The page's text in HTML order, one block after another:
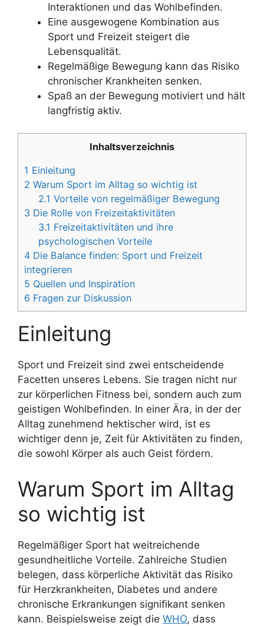
Interaktionen und das Wohlbefinden.
Eine ausgewogene Kombination aus
Sport und Freizeit steigert die
Lebensqualität.
Regelmäßige Bewegung kann das Risiko
chronischer Krankheiten senken.
Spaß an der Bewegung motiviert und hält
langfristig aktiv.
Inhaltsverzeichnis
1 Einleitung
2 Warum Sport im Alltag so wichtig ist
2.1 Vorteile von regelmäßiger Bewegung
3 Die Rolle von Freizeitaktivitäten
3.1 Freizeitaktivitäten und ihre
psychologischen Vorteile
4 Die Balance finden: Sport und Freizeit
integrieren
5 Quellen und Inspiration
6 Fragen zur Diskussion
Einleitung
Sport und Freizeit sind zwei entscheidende
Facetten unseres Lebens. Sie tragen nicht nur
zur körperlichen Fitness bei, sondern auch zum
geistigen Wohlbefinden. In einer Ära, in der der
Alltag zunehmend hektischer wird, ist es
wichtiger denn je, Zeit für Aktivitäten zu finden,
die sowohl Körper als auch Geist fördern.
Warum Sport im Alltag
so wichtig ist
Regelmäßiger Sport hat weitreichende
gesundheitliche Vorteile. Zahlreiche Studien
belegen, dass körperliche Aktivität das Risiko
für Herzkrankheiten, Diabetes und andere
chronische Erkrankungen signifikant senken
kann. Beispielsweise zeigt die WHO, dass